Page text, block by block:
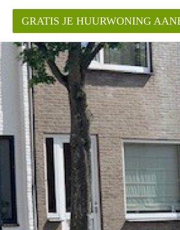
in Eindhoven?
GRATIS JE HUURWONING